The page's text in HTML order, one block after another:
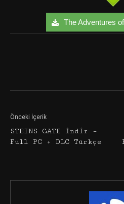
The Adventures
Önceki İçerik
STEINS GATE İndir –
Full PC + DLC Türkçe